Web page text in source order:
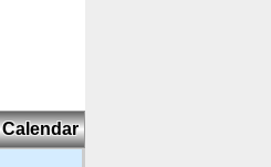
Calendar